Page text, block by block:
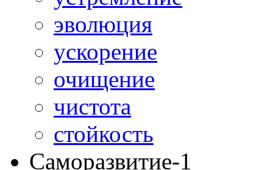
эволюция
ускорение
очищение
чистота
стойкость
Саморазвитие-1